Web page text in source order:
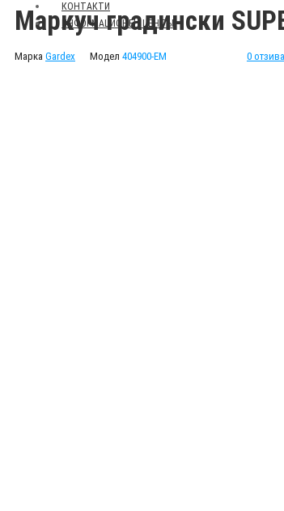
КОНТАКТИ
ИНФОРМАЦИОНЕН ЦЕНТЪР
Маркуч градински
Марка Gardex Модел 404900-EM 0 отзива